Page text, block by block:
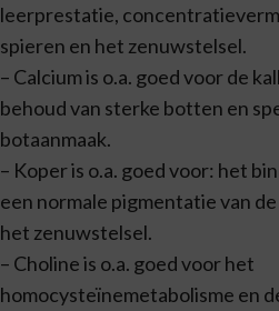
leerprestatie,
spieren en het zenuwstelsel.
– Calcium is o.a. goed voor de
behoud van sterke botten en
botaanmaak.
– Koper is o.a. goed voor: het
een normale pigmentatie van
het zenuwstelsel.
– Choline is o.a. goed voor het
homocysteïnemetabolisme en